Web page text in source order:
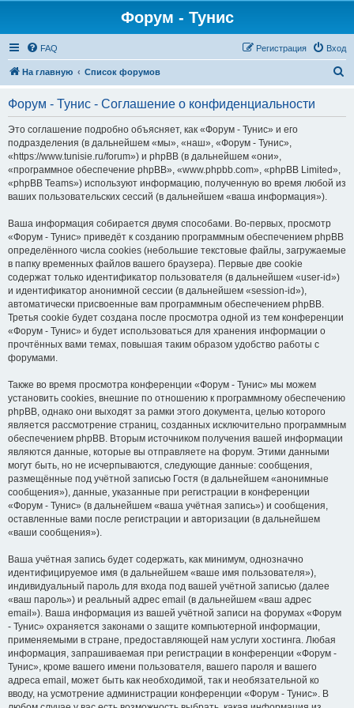
Форум - Тунис
FAQ Вход
Регистрация
На главную Список форумов
Форум - Тунис - Соглашение о конфиденциальности
Это соглашение подробно объясняет, как «Форум - Тунис» и его
подразделения (в дальнейшем «мы», «наш», «Форум - Тунис»,
«https://www.tunisie.ru/forum») и phpBB (в дальнейшем «они»,
«программное обеспечение phpBB», «www.phpbb.com», «phpBB Limited»,
«phpBB Teams») используют информацию, полученную во время любой из
ваших пользовательских сессий (в дальнейшем «ваша информация»).
Ваша информация собирается двумя способами. Во-первых, просмотр
«Форум - Тунис» приведёт к созданию программным обеспечением phpBB
определённого числа cookies (небольшие текстовые файлы, загружаемые
в папку временных файлов вашего браузера). Первые две cookie
содержат только идентификатор пользователя (в дальнейшем «user-id»)
и идентификатор анонимной сессии (в дальнейшем «session-id»),
автоматически присвоенные вам программным обеспечением phpBB.
Третья cookie будет создана после просмотра одной из тем конференции
«Форум - Тунис» и будет использоваться для хранения информации о
прочтённых вами темах, повышая таким образом удобство работы с
форумами.
Также во время просмотра конференции «Форум - Тунис» мы можем
установить cookies, внешние по отношению к программному обеспечению
phpBB, однако они выходят за рамки этого документа, целью которого
является рассмотрение страниц, созданных исключительно программным
обеспечением phpBB. Вторым источником получения вашей информации
являются данные, которые вы отправляете на форум. Этими данными
могут быть, но не исчерпываются, следующие данные: сообщения,
размещённые под учётной записью Гостя (в дальнейшем «анонимные
сообщения»), данные, указанные при регистрации в конференции
«Форум - Тунис» (в дальнейшем «ваша учётная запись») и сообщения,
оставленные вами после регистрации и авторизации (в дальнейшем
«ваши сообщения»).
Ваша учётная запись будет содержать, как минимум, однозначно
идентифицируемое имя (в дальнейшем «ваше имя пользователя»),
индивидуальный пароль для входа под вашей учётной записью (далее
«ваш пароль») и реальный адрес email (в дальнейшем «ваш адрес
email»). Ваша информация из вашей учётной записи на форумах «Форум
- Тунис» охраняется законами о защите компьютерной информации,
применяемыми в стране, предоставляющей нам услуги хостинга. Любая
информация, запрашиваемая при регистрации в конференции «Форум -
Тунис», кроме вашего имени пользователя, вашего пароля и вашего
адреса email, может быть как необходимой, так и необязательной ко
вводу, на усмотрение администрации конференции «Форум - Тунис». В